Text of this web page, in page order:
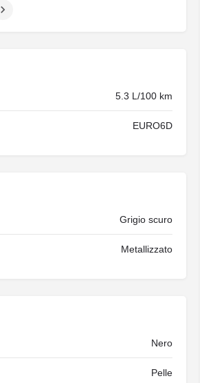
5.3 L/100 km
EURO6D
Grigio scuro
Metallizzato
Nero
Pelle